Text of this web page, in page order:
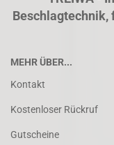
Beschlagtechnik,
MEHR ÜBER...
Kontakt
Kostenloser Rückruf
Gutscheine